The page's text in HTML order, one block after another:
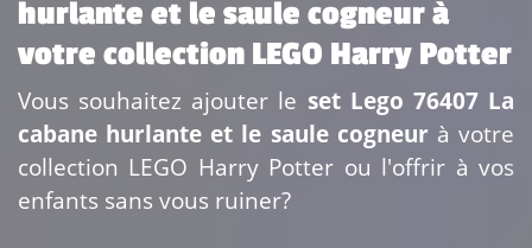
hurlante et le saule cogneur à
votre collection LEGO Harry Potter
Vous souhaitez ajouter le set Lego 76407 La
cabane hurlante et le saule cogneur à votre
collection LEGO Harry Potter ou l'offrir à vos
enfants sans vous ruiner?